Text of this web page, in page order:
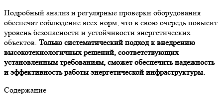
Подробный анализ и регулярные проверки оборудования
обеспечат соблюдение всех норм, что в свою очередь повысит
уровень безопасности и устойчивости энергетических
объектов. Только систематический подход к внедрению
высокотехнологичных решений, соответствующих
установленным требованиям, сможет обеспечить надежность
и эффективность работы энергетической инфраструктуры.
Содержание